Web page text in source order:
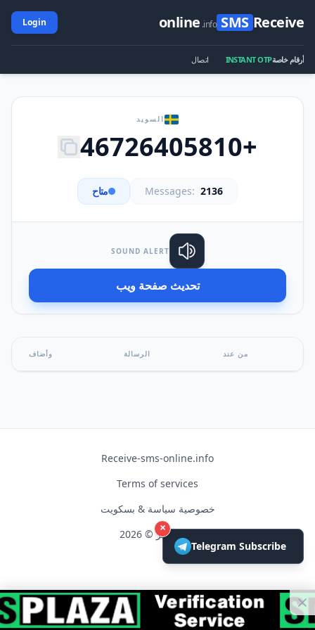
Receive
SMS
online .info
Login
أرقام خاصةINSTANT OTP اتصال
السويد
+46726405810
Messages: 2136 متاح
SOUND ALERT
تحديث صفحة ويب
من عند الرسالة وأضاف
Receive-sms-online.info
Terms of services
خصوصية سياسة & بسكويت
حق النشر © 2026
×
Telegram Subscribe